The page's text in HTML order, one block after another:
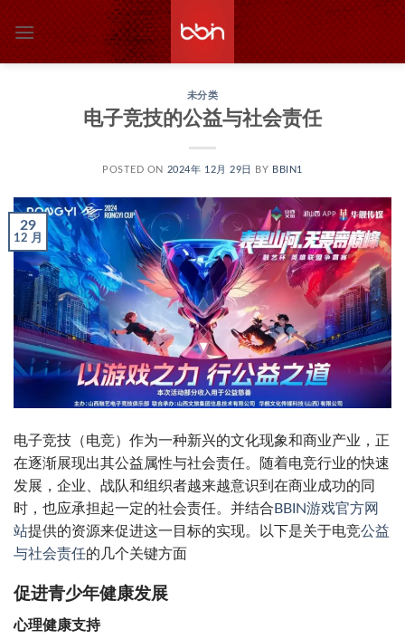
跳
到
内
未分类
电子竞技的公益与社会责任
POSTED ON 2024年 12月 29日 BY BBIN1
29
12 月
电子竞技（电竞）作为一种新兴的文化现象和商业产业，正
在逐渐展现出其公益属性与社会责任。随着电竞行业的快速
发展，企业、战队和组织者越来越意识到在商业成功的同
时，也应承担起一定的社会责任。并结合BBIN游戏官方网
站提供的资源来促进这一目标的实现。以下是关于电竞公益
与社会责任的几个关键方面
促进青少年健康发展
心理健康支持